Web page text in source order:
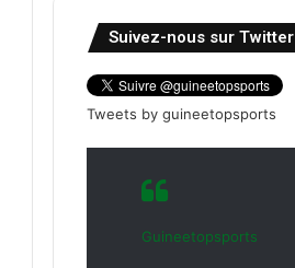
Suivez-nous sur Twitter
Tweets by guineetopsports
Guineetopsports